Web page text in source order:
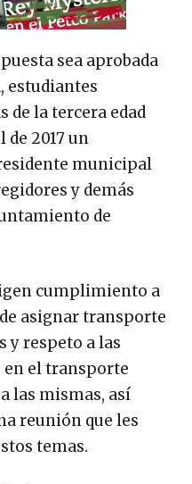
sea aprobada
estudiantes
de la tercera edad
de 2017 un
municipal
y demás
de
cumplimiento a
asignar transporte
y respeto a las
el transporte
las mismas, así
reunión que les
temas.